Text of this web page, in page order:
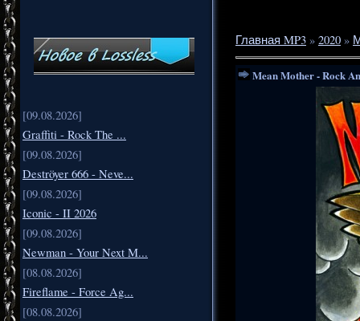
[09.08.2026]
Graffiti - Rock The ...
[09.08.2026]
Deströyer 666 - Neve...
[09.08.2026]
Iconic - II 2026
[09.08.2026]
Newman - Your Next M...
[08.08.2026]
Fireflame - Force Ag...
[08.08.2026]
Главная MP3 » 2020 »
Mean Mother - Rock